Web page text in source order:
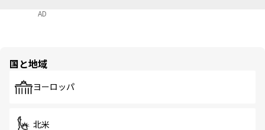
AD
国と地域
ヨーロッパ
北米